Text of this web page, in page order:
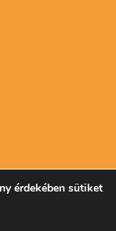
érdekében sütiket